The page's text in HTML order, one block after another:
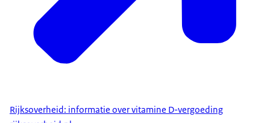
Rijksoverheid: informatie over vitamine D-vergoeding